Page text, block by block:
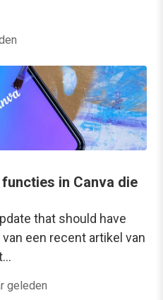
in Canva die
that should have
een recent artikel van
geleden